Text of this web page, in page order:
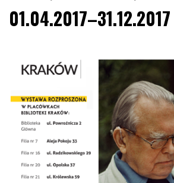
01.04.2017–31.12.2017